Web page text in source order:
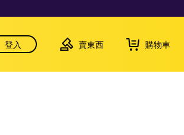
登入 賣東西 購物車